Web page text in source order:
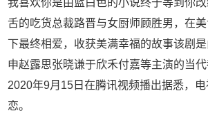
我喜欢你是由蓝白色的小说终于等到你
舌的吃货总裁路晋与女厨师顾胜男，在
下最终相爱，收获美满幸福的故事该剧
申赵露思张晓谦于欣禾付嘉等主演的当
2020年9月15日在腾讯视频播出据悉，
恋。